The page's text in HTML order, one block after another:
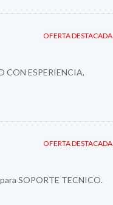
OFERTA DESTACADA
CON ESPERIENCIA,
OFERTA DESTACADA
SOPORTE TECNICO.